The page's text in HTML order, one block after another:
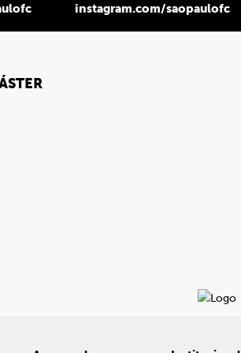
instagram.com/saopaulofc